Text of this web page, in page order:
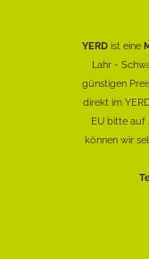
YERD ist eine
Lahr -
günstigen
direkt im
EU bitte auf
können wir